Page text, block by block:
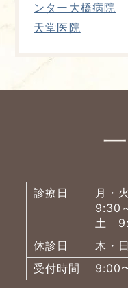
ンター大橋病院
天堂医院
診療日
月・
9:30
土
休診日
木・
受付時間
9:00